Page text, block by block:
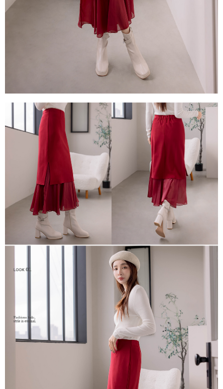
時審查核予不同之上限額度；若仍有額度不足之情形，本公司將視審查結果
５．嚴禁一人註冊多個帳號或使用他人資訊註冊。若發現惡意使用之情形，
恩沛科技股份有限公司將有權停止該用戶之使用額度並採取法律行動。